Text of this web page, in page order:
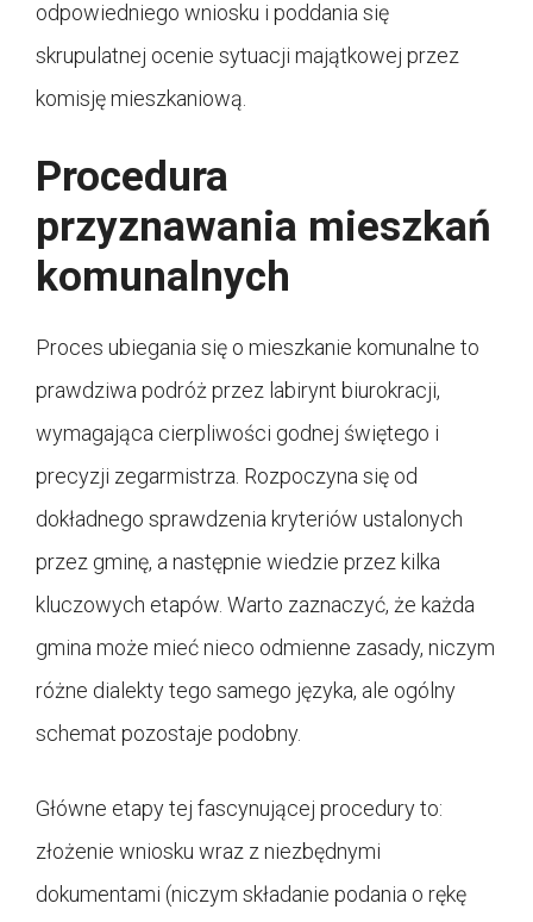
odpowiedniego wniosku i poddania się
skrupulatnej ocenie sytuacji majątkowej przez
komisję mieszkaniową.
Procedura
przyznawania mieszkań
komunalnych
Proces ubiegania się o mieszkanie komunalne to
prawdziwa podróż przez labirynt biurokracji,
wymagająca cierpliwości godnej świętego i
precyzji zegarmistrza. Rozpoczyna się od
dokładnego sprawdzenia kryteriów ustalonych
przez gminę, a następnie wiedzie przez kilka
kluczowych etapów. Warto zaznaczyć, że każda
gmina może mieć nieco odmienne zasady, niczym
różne dialekty tego samego języka, ale ogólny
schemat pozostaje podobny.
Główne etapy tej fascynującej procedury to:
złożenie wniosku wraz z niezbędnymi
dokumentami (niczym składanie podania o rękę